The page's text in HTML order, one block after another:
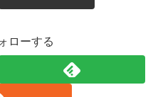
ローする